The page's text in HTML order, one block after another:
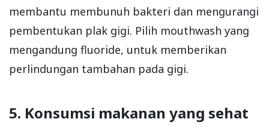
membantu membunuh bakteri dan mengurangi
pembentukan plak gigi. Pilih mouthwash yang
mengandung fluoride, untuk memberikan
perlindungan tambahan pada gigi.
5. Konsumsi makanan yang sehat